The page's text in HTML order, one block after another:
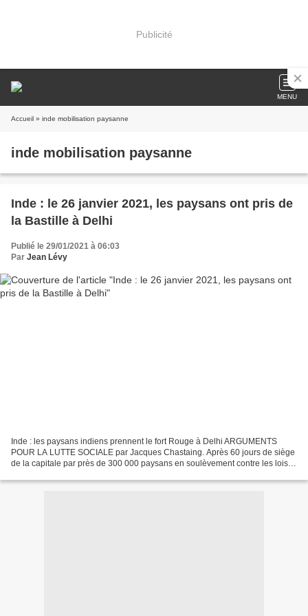
Publicité
MENU
Accueil » inde mobilisation paysanne
inde mobilisation paysanne
Inde : le 26 janvier 2021, les paysans ont pris de
la Bastille à Delhi
Publié le 29/01/2021 à 06:03
Par Jean Lévy
Inde : les paysans indiens prennent le fort Rouge à Delhi ARGUMENTS
POUR LA LUTTE SOCIALE par Jacques Chastaing. Après 60 jours de siège
de la capitale par près de 300 000 paysans en soulèvement contre les lois